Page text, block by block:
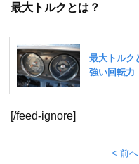
最大トルクとは？
[/feed-ignore]
< 前へ